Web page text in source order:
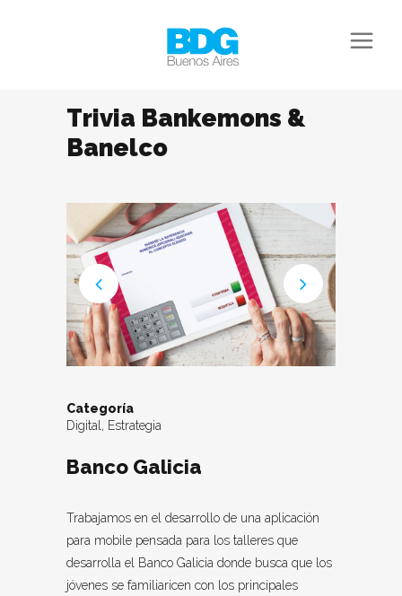
Trivia Bankemons &
Banelco
Categoría
Digital, Estrategia
Banco Galicia
Trabajamos en el desarrollo de una aplicación
para mobile pensada para los talleres que
desarrolla el Banco Galicia donde busca que los
jóvenes se familiaricen con los principales